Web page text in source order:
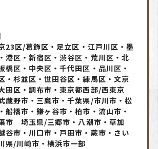
23区/葛飾区・足立区・江戸川区・墨
港区・新宿区・渋谷区・荒川区・北
橋区・中央区・千代田区・品川区・
・杉並区・世田谷区・練馬区・文京
田区・調布市・東京都西部/西東京
蔵野市・三鷹市・千葉県/市川市・松
船橋市・鎌ヶ谷市・柏市・流山市・
市 埼玉県/三郷市・八潮市・草加
谷市・川口市・戸田市・蕨市・さい
/川崎市・横浜市一部